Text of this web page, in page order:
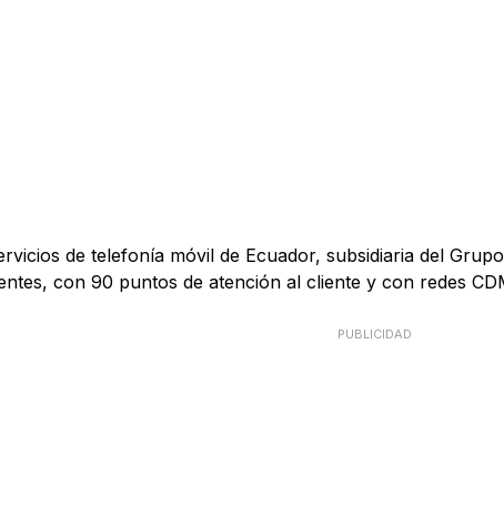
de telefonía móvil de Ecuador, subsidiaria del
con 90 puntos de atención al cliente y con redes
PUBLICIDAD